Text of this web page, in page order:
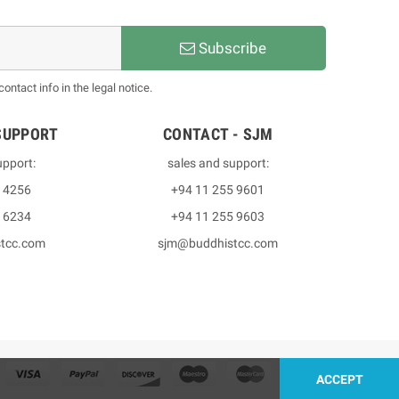
Subscribe
info in the legal notice.
4256
6234
CONTACT - SJM
sales and support:
+94 11 255 9601
+94 11 255 9603
sjm@buddhistcc.com
ACCEPT